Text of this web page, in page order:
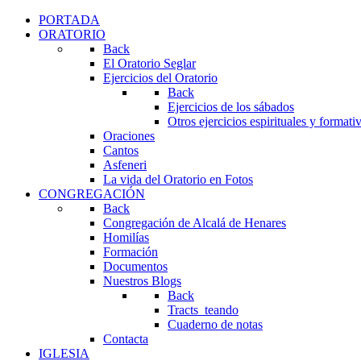
PORTADA
ORATORIO
Back
El Oratorio Seglar
Ejercicios del Oratorio
Back
Ejercicios de los sábados
Otros ejercicios espirituales y
Oraciones
Cantos
Asfeneri
La vida del Oratorio en Fotos
CONGREGACIÓN
Back
Congregación de Alcalá de Henares
Homilías
Formación
Documentos
Nuestros Blogs
Back
Tracts_teando
Cuaderno de notas
Contacta
IGLESIA